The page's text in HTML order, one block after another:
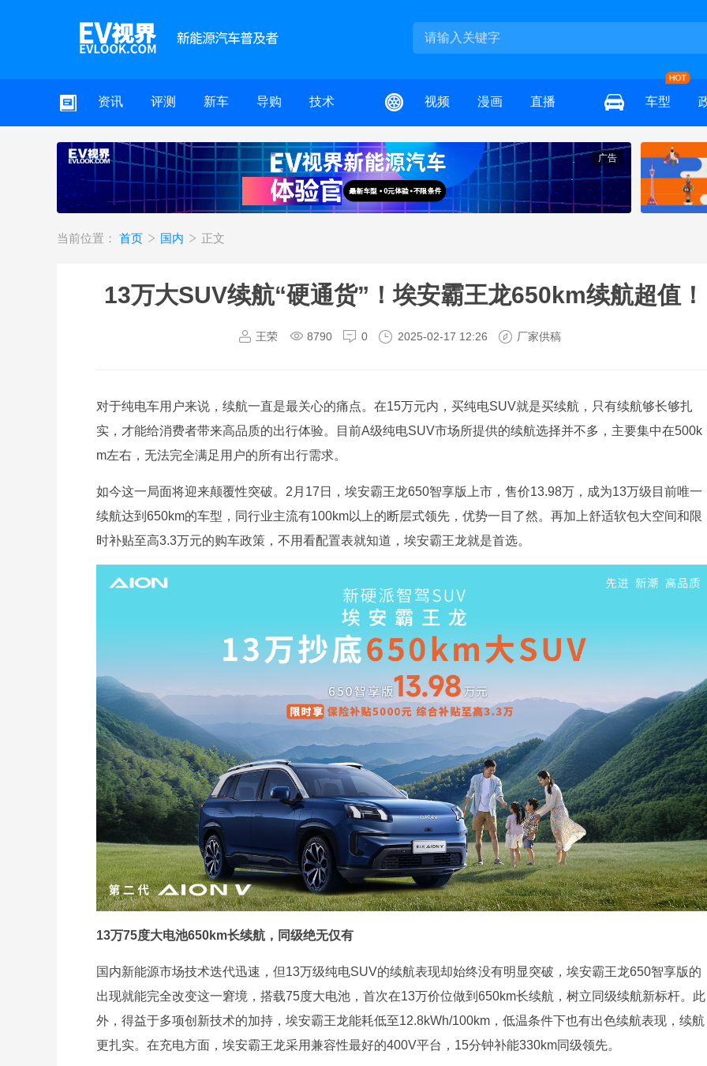
资讯 评测 新车 导购 技术 视频 漫画 直播 车型
广告
当前位置： 首页 国内 正文
13万大SUV续航“硬通货”！埃安霸王龙650km续航超值！
王荣 8790 0 2025-02-17 12:26 厂家供稿
对于纯电车用户来说，续航一直是最关心的痛点。在15万元内，买纯电SUV就是买续航，只有续航够长够扎
实，才能给消费者带来高品质的出行体验。目前A级纯电SUV市场所提供的续航选择并不多，主要集中在500k
m左右，无法完全满足用户的所有出行需求。
如今这一局面将迎来颠覆性突破。2月17日，埃安霸王龙650智享版上市，售价13.98万，成为13万级目前唯一
续航达到650km的车型，同行业主流有100km以上的断层式领先，优势一目了然。再加上舒适软包大空间和限
时补贴至高3.3万元的购车政策，不用看配置表就知道，埃安霸王龙就是首选。
13万75度大电池650km长续航，同级绝无仅有
国内新能源市场技术迭代迅速，但13万级纯电SUV的续航表现却始终没有明显突破，埃安霸王龙650智享版的
出现就能完全改变这一窘境，搭载75度大电池，首次在13万价位做到650km长续航，树立同级续航新标杆。此
外，得益于多项创新技术的加持，埃安霸王龙能耗低至12.8kWh/100km，低温条件下也有出色续航表现，续航
更扎实。在充电方面，埃安霸王龙采用兼容性最好的400V平台，15分钟补能330km同级领先。